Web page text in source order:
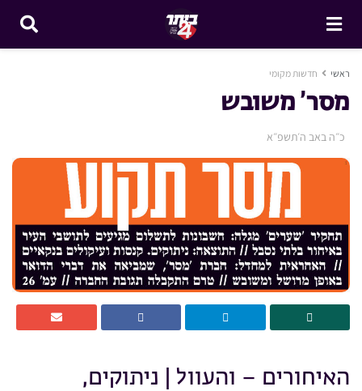
ראשי חדשות מקומי
מסר’ משובש
כ״ה באב ה׳תשפ״א
האיחורים – והעוול | ניתוקים,